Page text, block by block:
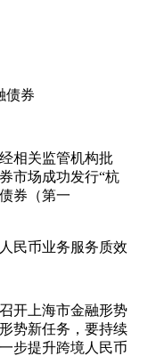
债券
相关监管机构批
市场成功发行“杭
券（第一
民币业务服务质效
开上海市金融形势
势新任务，要持续
步提升跨境人民币